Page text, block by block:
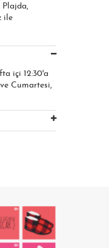
Plajda,
ile
içi 12:30'a
Cumartesi,